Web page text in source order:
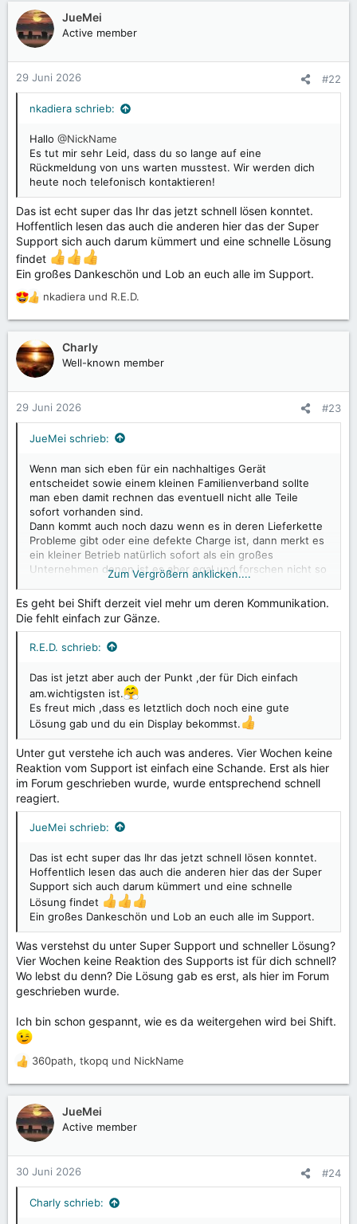
Display Out - ich werde mich bei Gelegenheit Mal genauer
mit den Bauteilen auseinander setzen und mir dann wohl
auch ein "Polster" zulegen
Displays sie auf Lager haben möchten. Wenn jetzt
zusätzlich noch sagen wir Mal ein Drittel aller Nutzer auch
noch ein Ersatzdisplay in der Schublade liegen hat, dann
gebraucht würden. Das heißt, Shift müsste im Blick haben,
wie viele Zusatzdisplays in den Haushälten gelagert sind,
und Entsprechend weniger im eigenen Bestand halten.
Aber das wird jetzt etwas abstrakt
k
t
o
n
JueMei
Active member
29 Juni 2026 #22
nkadiera schrieb:
Hallo @NickName
Es tut mir sehr Leid, dass du so lange auf eine
Rückmeldung von uns warten musstest. Wir werden dich
heute noch telefonisch kontaktieren!
Das ist echt super das Ihr das jetzt schnell lösen konntet.
Hoffentlich lesen das auch die anderen hier das der Super
Support sich auch darum kümmert und eine schnelle Lösung
findet
Ein großes Dankeschön und Lob an euch alle im Support.
R
a
k
t
n
nkadiera und R.E.D.
Charly
Well-known member
29 Juni 2026 #23
JueMei schrieb:
Wenn man sich eben für ein nachhaltiges Gerät
entscheidet sowie einem kleinen Familienverband sollte
man eben damit rechnen das eventuell nicht alle Teile
sofort vorhanden sind.
Dann kommt auch noch dazu wenn es in deren Lieferkette
Probleme gibt oder eine defekte Charge ist, dann merkt es
ein kleiner Betrieb natürlich sofort als ein großes
Unternehmen denen ist es aber egal und forschen nicht so
Beim kleinen Unternehmen ist das anders die sind darauf
angewiesen auf jedes Teil und das es perfekt funktioniert.
Daher ist die Überprüfung aufwendiger.
Das gleiche gilt auch für das Thema Updates.
Wenn einem dies viel wichtiger ist dann muss ich mir eben
Daher eben sich besser darüber informieren und eben
eventuell Einschränkungen hinzunehmen.
Das ist eben meine Meinung.
Und wenn jeder ehrlich zu sich selber ist hat doch jeder ein
zweites Ersatz Handy zuhause liegen oder einen
Bekannten.
Euch noch einen schönen Tag gewünscht
Zum Vergrößern anklicken....
Es geht bei Shift derzeit viel mehr um deren Kommunikation.
Die fehlt einfach zur Gänze.
R.E.D. schrieb:
Das ist jetzt aber auch der Punkt ,der für Dich einfach
am.wichtigsten ist.
Es freut mich ,dass es letztlich doch noch eine gute
Lösung gab und du ein Display bekommst.
Unter gut verstehe ich auch was anderes. Vier Wochen keine
Reaktion vom Support ist einfach eine Schande. Erst als hier
im Forum geschrieben wurde, wurde entsprechend schnell
reagiert.
JueMei schrieb:
Das ist echt super das Ihr das jetzt schnell lösen konntet.
Hoffentlich lesen das auch die anderen hier das der Super
Support sich auch darum kümmert und eine schnelle
Lösung findet
Ein großes Dankeschön und Lob an euch alle im Support.
Was verstehst du unter Super Support und schneller Lösung?
Vier Wochen keine Reaktion des Supports ist für dich schnell?
Wo lebst du denn? Die Lösung gab es erst, als hier im Forum
geschrieben wurde.
Ich bin schon gespannt, wie es da weitergehen wird bei Shift.
R
e
a
k
t
o
n
360path, tkopq und NickName
JueMei
Active member
30 Juni 2026 #24
Charly schrieb: